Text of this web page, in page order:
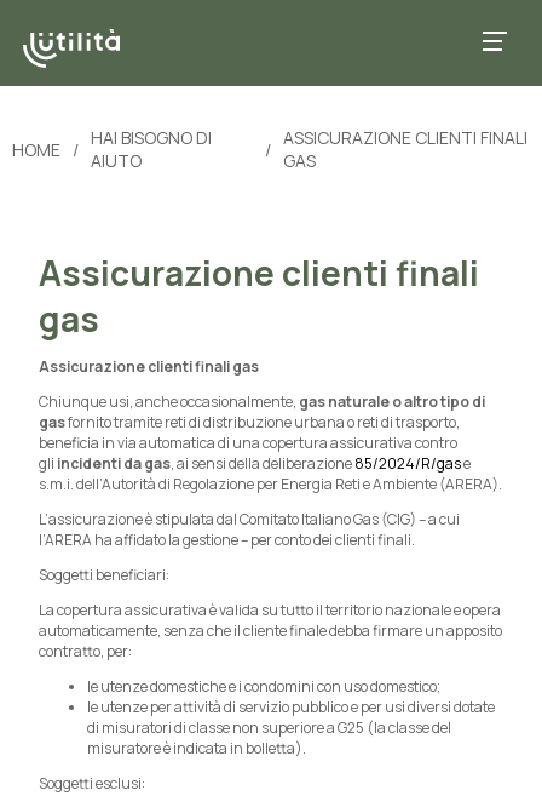
HOME / HAI BISOGNO DI
AIUTO
/ ASSICURAZIONE CLIENTI FINALI
GAS
Assicurazione clienti finali
gas
Assicurazione clienti finali gas
Chiunque usi, anche occasionalmente, gas naturale o altro tipo di
gasfornito tramite reti di distribuzione urbana o reti di trasporto,
beneficia in via automatica di una copertura assicurativa contro
gli incidenti da gas, ai sensi della deliberazione85/2024/R/gase
s.m.i. dell’Autorità di Regolazione per Energia Reti e Ambiente (ARERA).
L’assicurazione è stipulata dal Comitato Italiano Gas (CIG) – a cui
l’ARERA ha affidato la gestione – per conto dei clienti finali.
Soggetti beneficiari:
La copertura assicurativa è valida su tutto il territorio nazionale e opera
automaticamente, senza che il cliente finale debba firmare un apposito
contratto, per:
le utenze domestiche e i condomini con uso domestico;
le utenze per attività di servizio pubblico e per usi diversi dotate
di misuratori di classe non superiore a G25 (la classe del
misuratore è indicata in bolletta).
Soggetti esclusi: